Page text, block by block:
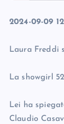
2024-09-09
Laura Freddi
La showgirl
Lei ha
Claudio